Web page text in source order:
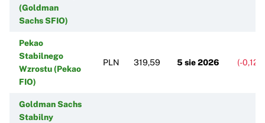
(Goldman
Sachs SFIO)
Pekao
Stabilnego
Wzrostu (Pekao
FIO)
PLN 319,59 5 sie 2026 (-
Goldman Sachs
Stabilny